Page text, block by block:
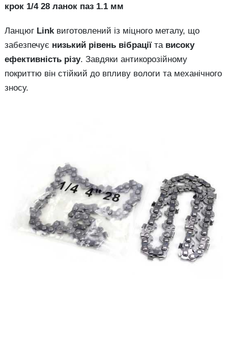
крок 1/4 28 ланок паз 1.1 мм
Ланцюг Linkвиготовлений із міцного металу, що
забезпечує низький рівень вібрації та високу
ефективність різу. Завдяки антикорозійному
покриттю він стійкий до впливу вологи та механічного
зносу.